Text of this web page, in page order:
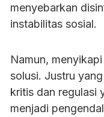
menyebarkan
instabilitas sosial.
Namun,
solusi. Justru
kritis dan regulasi
menjadi